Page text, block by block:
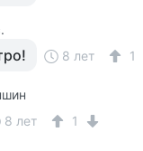
8 лет 1
8 лет 1